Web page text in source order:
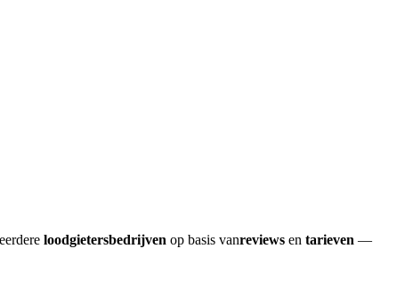
loodgietersbedrijven op basis vanreviews en tarieven —